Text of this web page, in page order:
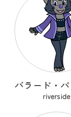
riverside